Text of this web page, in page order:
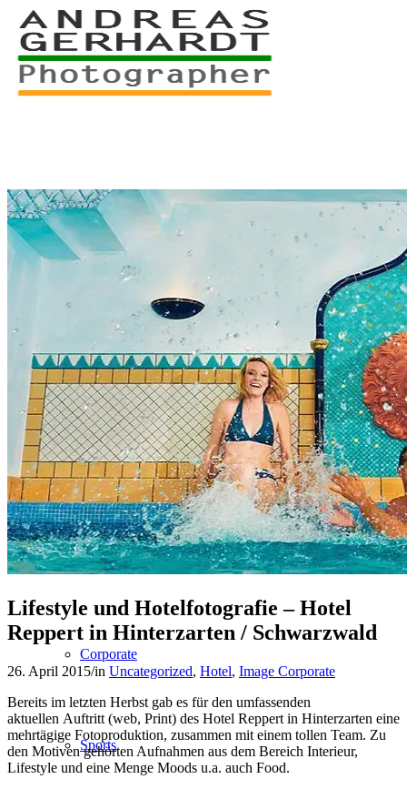
+49 761 – 557 567 3
Portfolio
People
Lifestyle
Corporate
Sports
Lifestyle und Hotelfotografie – Hotel
Reppert in Hinterzarten / Schwarzwald
26. April 2015/in Uncategorized, Hotel, Image Corporate
Bereits im letzten Herbst gab es für den umfassenden
aktuellen Auftritt (web, Print) des Hotel Reppert in Hinterzarten eine
mehrtägige Fotoproduktion, zusammen mit einem tollen Team. Zu
den Motiven gehörten Aufnahmen aus dem Bereich Interieur,
Lifestyle und eine Menge Moods u.a. auch Food.